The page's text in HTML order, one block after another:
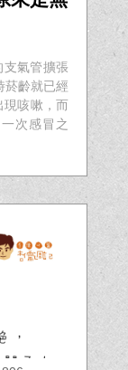
氣管擴張
菸齡就已經
現咳嗽，而
次感冒之